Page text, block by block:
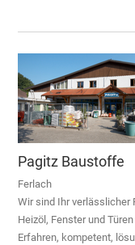
Pagitz Baustoffe
Ferlach
Wir sind Ihr verlässlicher
Heizöl, Fenster und
Erfahren, kompetent,